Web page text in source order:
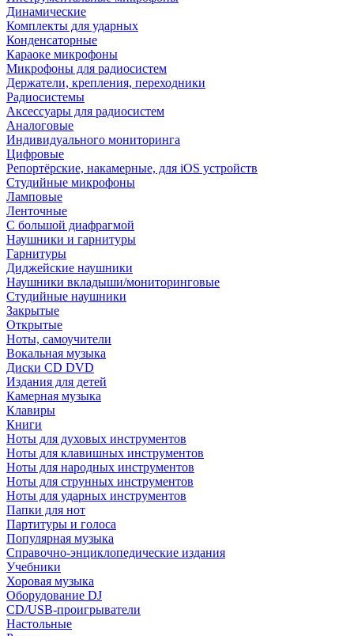
Динамические
Комплекты для ударных
Конденсаторные
Караоке микрофоны
Микрофоны для радиосистем
Держатели, крепления, переходники
Радиосистемы
Аксессуары для радиосистем
Аналоговые
Индивидуального мониторинга
Цифровые
Репортёрские, накамерные, для iOS устройств
Студийные микрофоны
Ламповые
Ленточные
С большой диафрагмой
Наушники и гарнитуры
Гарнитуры
Диджейские наушники
Наушники вкладыши/мониторинговые
Студийные наушники
Закрытые
Открытые
Ноты, самоучители
Вокальная музыка
Диски CD DVD
Издания для детей
Камерная музыка
Клавиры
Книги
Ноты для духовых инструментов
Ноты для клавишных инструментов
Ноты для народных инструментов
Ноты для струнных инструментов
Ноты для ударных инструментов
Папки для нот
Партитуры и голоса
Популярная музыка
Справочно-энциклопедические издания
Учебники
Хоровая музыка
Оборудование DJ
CD/USB-проигрыватели
Настольные